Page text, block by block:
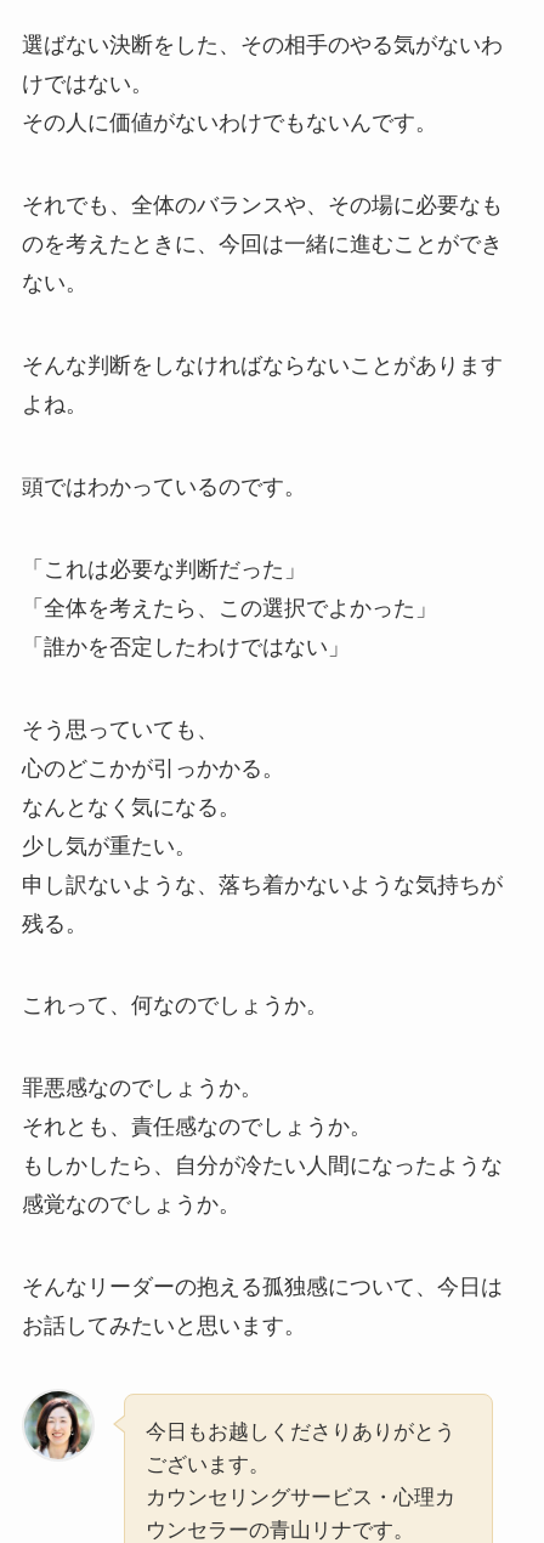
選ばない決断をした、その相手のやる気がないわ
けではない。
その人に価値がないわけでもないんです。
それでも、全体のバランスや、その場に必要なも
のを考えたときに、今回は一緒に進むことができ
ない。
そんな判断をしなければならないことがあります
よね。
頭ではわかっているのです。
「これは必要な判断だった」
「全体を考えたら、この選択でよかった」
「誰かを否定したわけではない」
そう思っていても、
心のどこかが引っかかる。
なんとなく気になる。
少し気が重たい。
申し訳ないような、落ち着かないような気持ちが
残る。
これって、何なのでしょうか。
罪悪感なのでしょうか。
それとも、責任感なのでしょうか。
もしかしたら、自分が冷たい人間になったような
感覚なのでしょうか。
そんなリーダーの抱える孤独感について、今日は
お話してみたいと思います。
今日もお越しくださりありがとう
ございます。
カウンセリングサービス・心理カ
ウンセラーの青山リナです。